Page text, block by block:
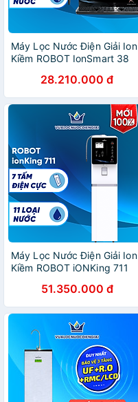
Máy Lọc Nước Điện Giải Ion
Kiềm ROBOT IonSmart 38
Chính Hãng28.210.000 đ
Máy Lọc Nước Điện Giải Ion
Kiềm ROBOT iONKing 711
Hàng Chính Hãng
51.350.000 đ